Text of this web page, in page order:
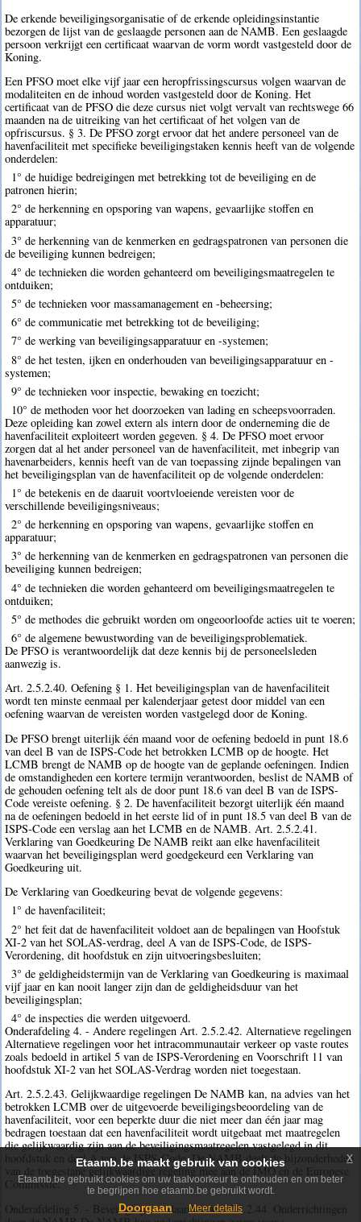
De erkende beveiligingsorganisatie of de erkende opleidingsinstantie
bezorgen de lijst van de geslaagde personen aan de NAMB. Een geslaagde
persoon verkrijgt een certificaat waarvan de vorm wordt vastgesteld door de
Koning.
Een PFSO moet elke vijf jaar een heropfrissingscursus volgen waarvan de
modaliteiten en de inhoud worden vastgesteld door de Koning. Het
certificaat van de PFSO die deze cursus niet volgt vervalt van rechtswege 66
maanden na de uitreiking van het certificaat of het volgen van de
opfriscursus. § 3. De PFSO zorgt ervoor dat het andere personeel van de
havenfaciliteit met specifieke beveiligingstaken kennis heeft van de volgende
onderdelen:
1° de huidige bedreigingen met betrekking tot de beveiliging en de
patronen hierin;
2° de herkenning en opsporing van wapens, gevaarlijke stoffen en
apparatuur;
3° de herkenning van de kenmerken en gedragspatronen van personen die
de beveiliging kunnen bedreigen;
4° de technieken die worden gehanteerd om beveiligingsmaatregelen te
ontduiken;
5° de technieken voor massamanagement en -beheersing;
6° de communicatie met betrekking tot de beveiliging;
7° de werking van beveiligingsapparatuur en -systemen;
8° de het testen, ijken en onderhouden van beveiligingsapparatuur en -
systemen;
9° de technieken voor inspectie, bewaking en toezicht;
10° de methoden voor het doorzoeken van lading en scheepsvoorraden.
Deze opleiding kan zowel extern als intern door de onderneming die de
havenfaciliteit exploiteert worden gegeven. § 4. De PFSO moet ervoor
zorgen dat al het ander personeel van de havenfaciliteit, met inbegrip van
havenarbeiders, kennis heeft van de van toepassing zijnde bepalingen van
het beveiligingsplan van de havenfaciliteit op de volgende onderdelen:
1° de betekenis en de daaruit voortvloeiende vereisten voor de
verschillende beveiligingsniveaus;
2° de herkenning en opsporing van wapens, gevaarlijke stoffen en
apparatuur;
3° de herkenning van de kenmerken en gedragspatronen van personen die
beveiliging kunnen bedreigen;
4° de technieken die worden gehanteerd om beveiligingsmaatregelen te
ontduiken;
5° de methodes die gebruikt worden om ongeoorloofde acties uit te voeren;
6° de algemene bewustwording van de beveiligingsproblematiek.
De PFSO is verantwoordelijk dat deze kennis bij de personeelsleden
aanwezig is.
Art. 2.5.2.40. Oefening § 1. Het beveiligingsplan van de havenfaciliteit
wordt ten minste eenmaal per kalenderjaar getest door middel van een
oefening waarvan de vereisten worden vastgelegd door de Koning.
De PFSO brengt uiterlijk één maand voor de oefening bedoeld in punt 18.6
van deel B van de ISPS-Code het betrokken LCMB op de hoogte. Het
LCMB brengt de NAMB op de hoogte van de geplande oefeningen. Indien
de omstandigheden een kortere termijn verantwoorden, beslist de NAMB of
de gehouden oefening telt als de door punt 18.6 van deel B van de ISPS-
Code vereiste oefening. § 2. De havenfaciliteit bezorgt uiterlijk één maand
na de oefeningen bedoeld in het eerste lid of in punt 18.5 van deel B van de
ISPS-Code een verslag aan het LCMB en de NAMB. Art. 2.5.2.41.
Verklaring van Goedkeuring De NAMB reikt aan elke havenfaciliteit
waarvan het beveiligingsplan werd goedgekeurd een Verklaring van
Goedkeuring uit.
De Verklaring van Goedkeuring bevat de volgende gegevens:
1° de havenfaciliteit;
2° het feit dat de havenfaciliteit voldoet aan de bepalingen van Hoofstuk
XI-2 van het SOLAS-verdrag, deel A van de ISPS-Code, de ISPS-
Verordening, dit hoofdstuk en zijn uitvoeringsbesluiten;
3° de geldigheidstermijn van de Verklaring van Goedkeuring is maximaal
vijf jaar en kan nooit langer zijn dan de geldigheidsduur van het
beveiligingsplan;
4° de inspecties die werden uitgevoerd.
Onderafdeling 4. - Andere regelingen Art. 2.5.2.42. Alternatieve regelingen
Alternatieve regelingen voor het intracommunautair verkeer op vaste routes
zoals bedoeld in artikel 5 van de ISPS-Verordening en Voorschrift 11 van
hoofdstuk XI-2 van het SOLAS-Verdrag worden niet toegestaan.
Art. 2.5.2.43. Gelijkwaardige regelingen De NAMB kan, na advies van het
betrokken LCMB over de uitgevoerde beveiligingsbeoordeling van de
havenfaciliteit, voor een beperkte duur die niet meer dan één jaar mag
bedragen toestaan dat een havenfaciliteit wordt uitgebaat met maatregelen
die gelijkwaardig zijn aan de beveiligingsmaatregelen vastgelegd in dit
hoofdstuk en deel A van de ISPS-Code. De NAMB deelt de bijzonderheden
van de toegestane gelijkwaardige regeling mee aan de IMO en de Europese
Commissie.
Onderafdeling 5. - Beveiligingsstandaarden Art. 2.5.2.44. Onderrichtingen
Etaamb.be maakt gebruik van cookies
Etaamb.be gebruikt cookies om uw taalvoorkeur te onthouden en om beter
te begrijpen hoe etaamb.be gebruikt wordt.
Doorgaan Meer details
x